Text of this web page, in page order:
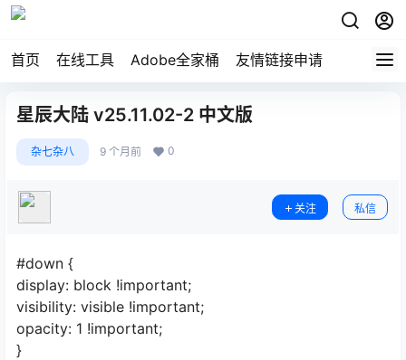
首页 在线工具 Adobe全家桶 友情链接申请
星辰大陆 v25.11.02-2 中文版
杂七杂八 9 个月前 0
关注 私信
#down {
display: block !important;
visibility: visible !important;
opacity: 1 !important;
}